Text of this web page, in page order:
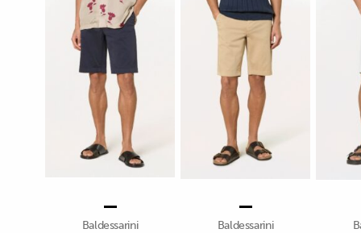
Baldessarini Baldessarini